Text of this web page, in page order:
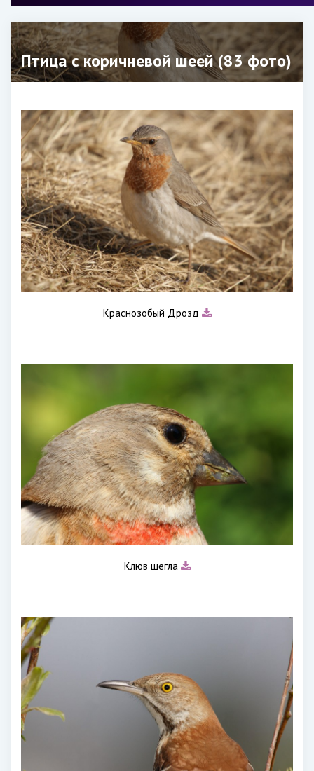
Птица с коричневой шеей (83 фото)
Краснозобый Дрозд
Клюв щегла